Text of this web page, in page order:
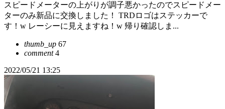
スピードメーターの上がりが調子悪かったのでスピードメー
ターのみ新品に交換しました！ TRDロゴはステッカーで
す！w レーシーに見えますね！w 帰り確認しま...
thumb_up 67
comment4
2022/05/21 13:25